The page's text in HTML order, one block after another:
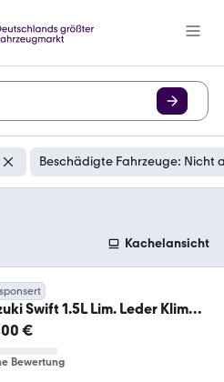
Beschädigte Fahrzeuge: Nicht
Kachelansicht
Swift 1.5L Lim. Leder Klima
1.Hand
€
Bewertung